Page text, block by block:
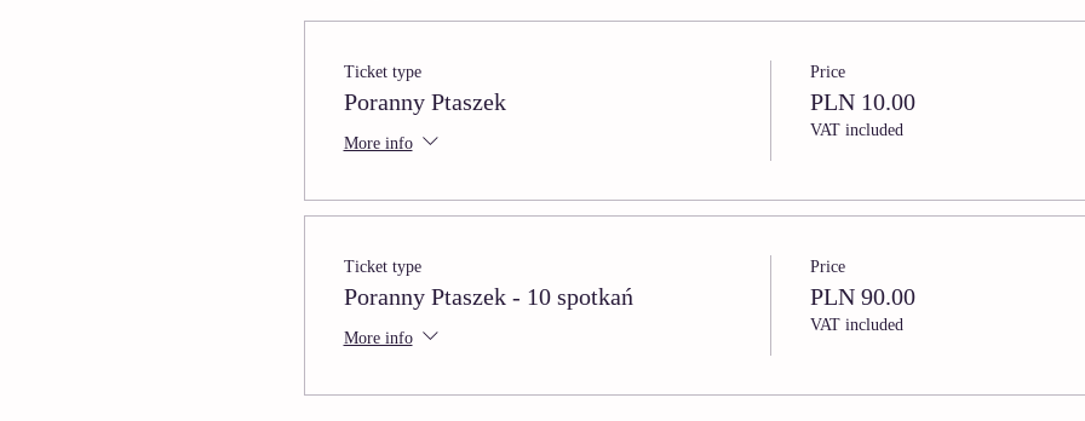
Ticket type
Poranny Ptaszek
More info
Price
PLN 10.00
VAT included
Ticket type
Poranny Ptaszek - 10 spotkań
More info
Price
PLN 90.00
VAT included